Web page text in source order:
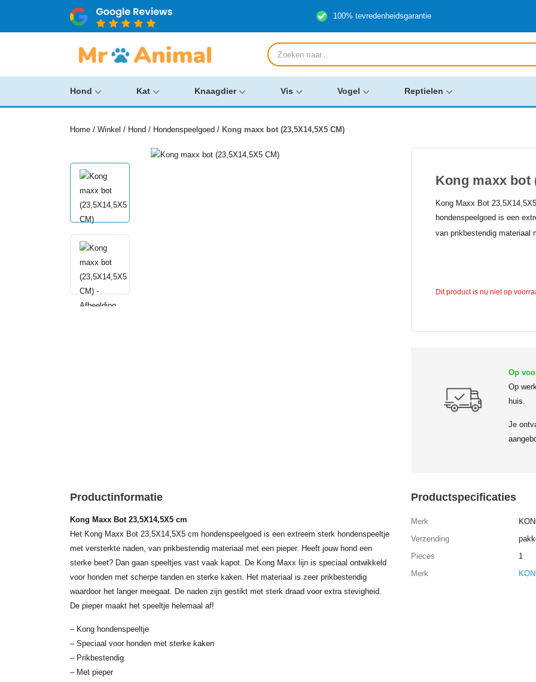
100% tevredenheidsgarantie
Producten
zoeken
Hond Kat Knaagdier Vis Vogel Reptielen
Home / Winkel / Hond / Hondenspeelgoed / Kong maxx bot (23,5X14,5X5 CM)
Kong maxx bot
Kong Maxx Bot
hondenspeelgoed is een
van prikbestendig
Dit product is nu niet op
Op
Op
huis.
Je
Productinformatie
Kong Maxx Bot 23,5X14,5X5 cm
Het Kong Maxx Bot 23,5X14,5X5 cm hondenspeelgoed is een extreem sterk hondenspeeltje
met versterkte naden, van prikbestendig materiaal met een pieper. Heeft jouw hond een
sterke beet? Dan gaan speeltjes vast vaak kapot. De Kong Maxx lijn is speciaal ontwikkeld
voor honden met scherpe tanden en sterke kaken. Het materiaal is zeer prikbestendig
waardoor het langer meegaat. De naden zijn gestikt met sterk draad voor extra stevigheid.
De pieper maakt het speeltje helemaal af!
– Kong hondenspeeltje
– Speciaal voor honden met sterke kaken
– Prikbestendig
– Met pieper
Productspecificaties
Merk
Verzending
Pieces
1
Merk